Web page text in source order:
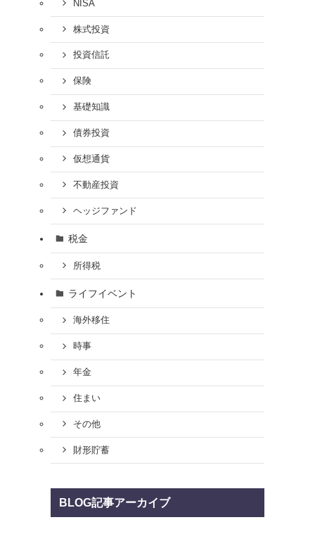
NISA
株式投資
投資信託
保険
基礎知識
債券投資
仮想通貨
不動産投資
ヘッジファンド
税金
所得税
ライフイベント
海外移住
時事
年金
住まい
その他
財形貯蓄
BLOG記事アーカイブ